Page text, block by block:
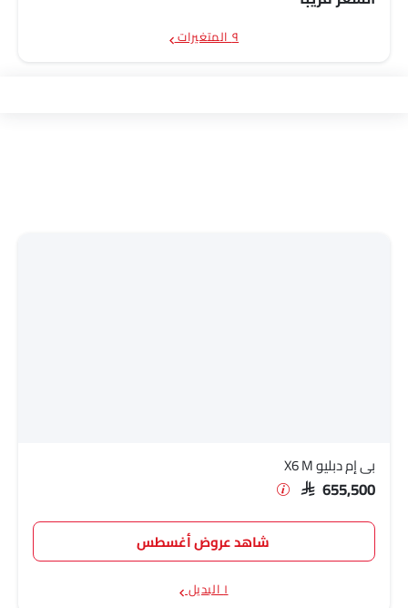
٩ المتغيرات
بي إم دبليو X6 M
SAR 655,500
شاهد عروض أغسطس
١ البديل